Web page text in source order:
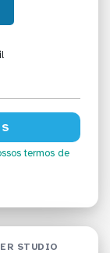
termos de
STUDIO